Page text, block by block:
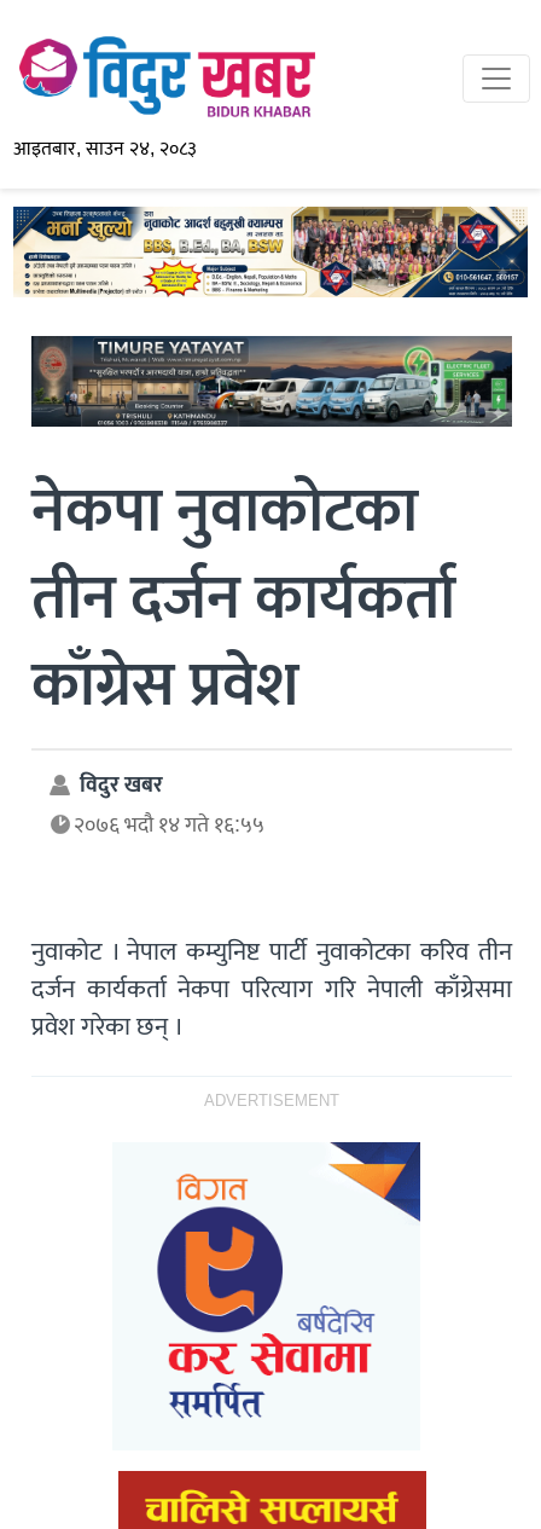
आइतबार, साउन २४, २०८३
नेकपा नुवाकोटका
तीन दर्जन कार्यकर्ता
काँग्रेस प्रवेश
विदुर खबर
२०७६ भदौ १४ गते १६:५५
नुवाकोट । नेपाल कम्युनिष्ट पार्टी नुवाकोटका करिव तीन
दर्जन कार्यकर्ता नेकपा परित्याग गरि नेपाली काँग्रेसमा
प्रवेश गरेका छन् ।
ADVERTISEMENT